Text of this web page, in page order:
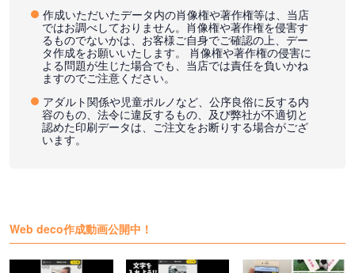
作成いただいたデータ内の肖像権や著作権等は、当店
ではお調べしておりません。肖像権や著作権を侵害す
るものでないかは、お客様ご自身でご確認の上、デー
タ作成をお願いいたします。 肖像権や著作権の侵害に
よる問題が生じた場合でも、当店では責任を負いかね
ますのでご注意ください。
アダルト関係や児童ポルノなど、公序良俗に反する内
容のもの、法令に違反するもの、及び弊社が不適切と
認めた印刷データは、ご注文をお断りする場合がござ
います。
Web deco作成動画公開中！